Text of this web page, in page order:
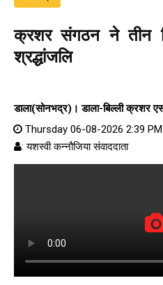
क्रशर संगठन ने तीन
श्रद्धांजलि
डाला(सोनभद्र)। डाला-बिल्ली क्रशर
Thursday 06-08-2026 2:39 PM
: यशस्वी कन्नौजिया संवाददाता